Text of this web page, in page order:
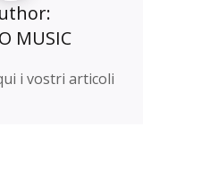
MUSIC
i vostri articoli